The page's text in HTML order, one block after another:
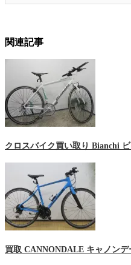
関連記事
クロスバイク買い取り Bianchi
買取 CANNONDALE キャノン